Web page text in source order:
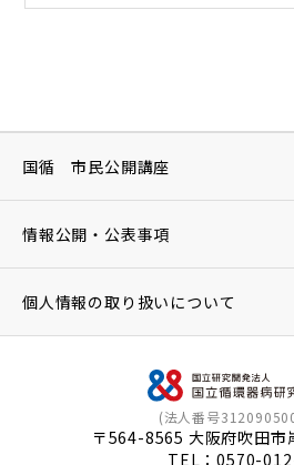
(法人番号
〒564-8565 大阪府吹田市
TEL：0570-
国循 市民公開講座
情報公開・公表事項
個人情報の取り扱いについて